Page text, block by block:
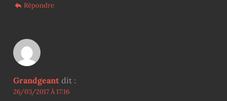
Répondre
Grandgeant dit :
26/03/2017 À 17:16